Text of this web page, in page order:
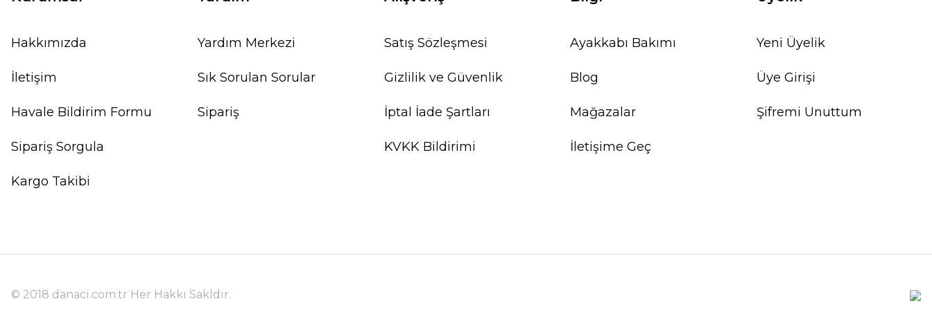
Hakkımızda
İletişim
Havale Bildirim Formu
Sipariş Sorgula
Kargo Takibi
Yardım Merkezi
Sık Sorulan Sorular
Sipariş
Satış Sözleşmesi
Gizlilik ve Güvenlik
İptal İade Şartları
KVKK Bildirimi
Ayakkabı Bakımı
Blog
Mağazalar
İletişime Geç
Yeni Üyelik
Üye Girişi
Şifremi Unuttum
© 2018 danaci.com.tr Her Hakkı Sakldır.